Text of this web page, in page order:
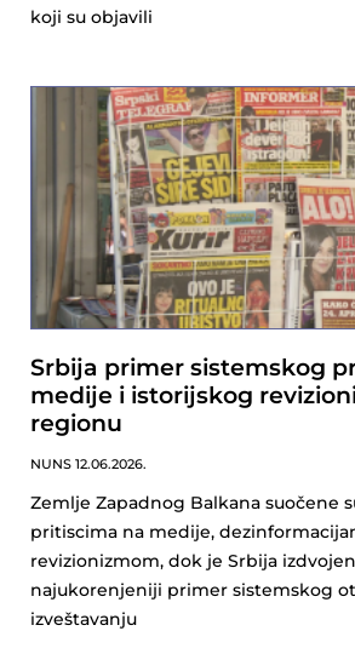
koji su objavili
Srbija primer sistemskog
medije i istorijskog
regionu
NUNS 12.06.2026.
Zemlje Zapadnog Balkana suočene
pritiscima na medije,
revizionizmom, dok je Srbija
najukorenjeniji primer sistemskog
izveštavanju